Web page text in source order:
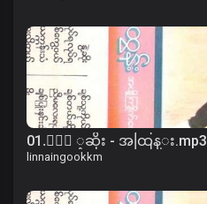
01.ႏြဲ ့ဆိုး - အထြန္း.mp3
linnaingookkm